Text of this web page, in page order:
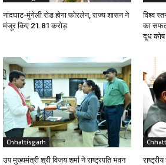
नांदघाट-मुंगेली रोड होगा फोरलेन, राज्य शासन ने
मंजूर किए 21.81 करोड़
विश्व
का
दूध
Chhattisgarh
उप मुख्यमंत्री श्री विजय शर्मा ने राष्ट्रपति भवन